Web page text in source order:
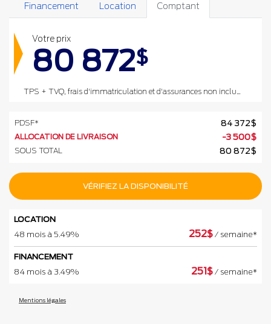
Financement Location Comptant
Votre prix
80 872$
PDSF* 84 372$
ALLOCATION DE LIVRAISON -3 500$
SOUS TOTAL 80 872$
VÉRIFIEZ LA DISPONIBILITÉ
LOCATION
48 mois à 5.49%
252$ / semaine*
FINANCEMENT
84 mois à 3.49%
251$ / semaine*
Mentions légales